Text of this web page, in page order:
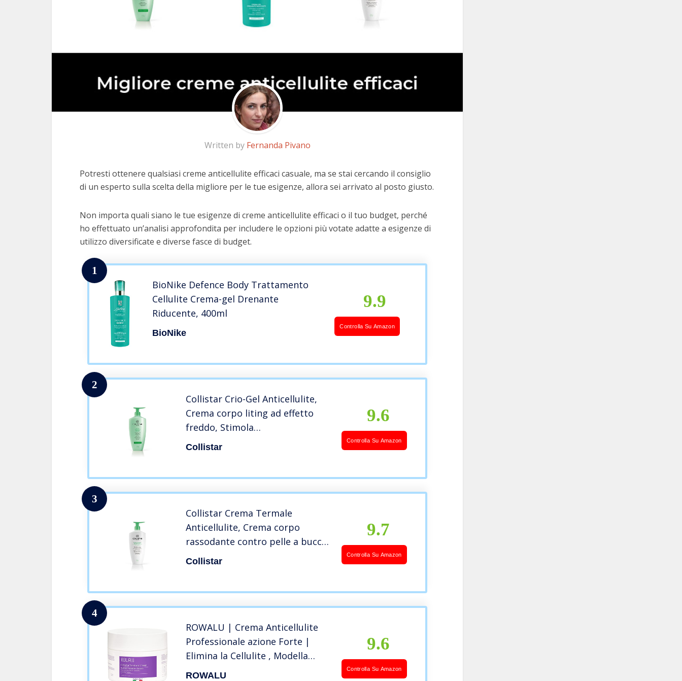
Written by Fernanda Pivano
Potresti ottenere qualsiasi creme anticellulite efficaci casuale, ma se stai cercando il consiglio
di un esperto sulla scelta della migliore per le tue esigenze, allora sei arrivato al posto giusto.
Non importa quali siano le tue esigenze di creme anticellulite efficaci o il tuo budget, perché
ho effettuato un’analisi approfondita per includere le opzioni più votate adatte a esigenze di
utilizzo diversificate e diverse fasce di budget.
1
BioNike Defence Body Trattamento
Cellulite Crema-gel Drenante
Riducente, 400ml
BioNike
9.9
Controlla Su Amazon
2
Collistar Crio-Gel Anticellulite,
Crema corpo liting ad effetto
freddo, Stimola
microcircolazione e drenaggio
Collistar
9.6
Controlla Su Amazon
3
Collistar Crema Termale
Anticellulite, Crema corpo
rassodante contro pelle a buccia
d’arancia e accumuli localizzati,
Collistar
9.7
Controlla Su Amazon
4
ROWALU | Crema Anticellulite
Professionale azione Forte |
Elimina la Cellulite , Modella
Pancia e Fianchi, Tonifica Gambe
ROWALU
9.6
Controlla Su Amazon